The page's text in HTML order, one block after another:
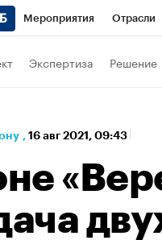
Мероприятия Отрасли
Политика
Экспертиза Решение
, 16 авг 2021, 09:43